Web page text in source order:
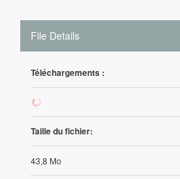
File Details
Téléchargements :
312
Taille du fichier:
43,8 Mo